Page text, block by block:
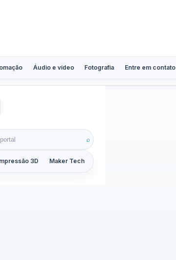
Áudio e vídeo Fotografia Entre em contato
⌕
3D Maker Tech